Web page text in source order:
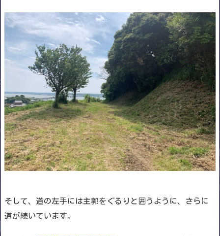
そして、道の左手には主郭をぐるりと囲うように、さらに
道が続いています。